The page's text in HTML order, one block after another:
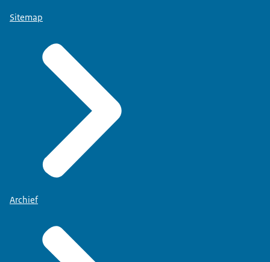
Sitemap
Archief